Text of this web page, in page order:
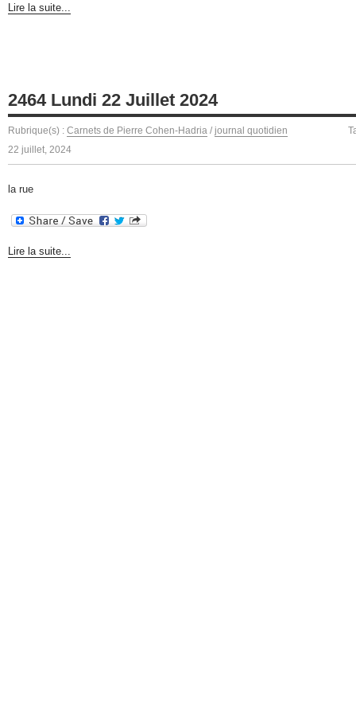
Lire la suite...
2464 Lundi 22 Juillet 2024
Rubrique(s) : Carnets de Pierre Cohen-Hadria / journal quotidien
22 juillet, 2024
la rue
Lire la suite...